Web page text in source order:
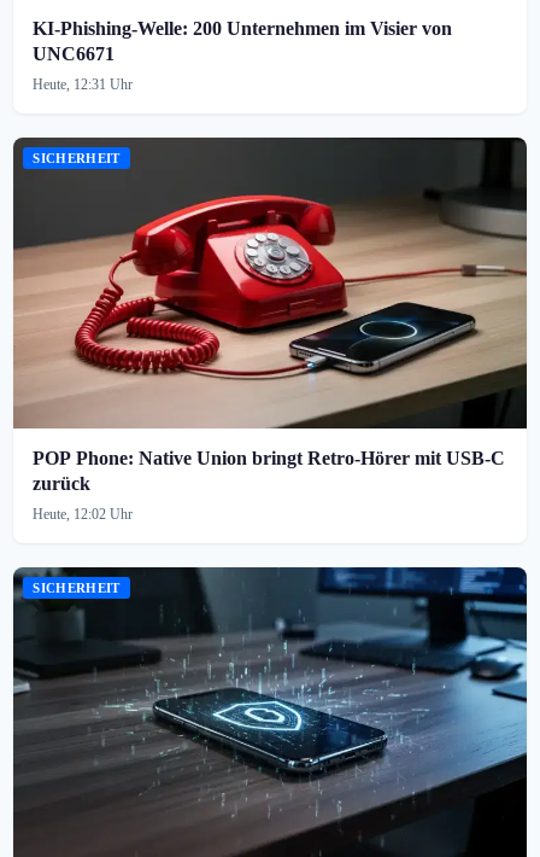
KI-Phishing-Welle: 200 Unternehmen im Visier von
UNC6671
Heute, 12:31 Uhr
SICHERHEIT
POP Phone: Native Union bringt Retro-Hörer mit USB-C
zurück
Heute, 12:02 Uhr
SICHERHEIT